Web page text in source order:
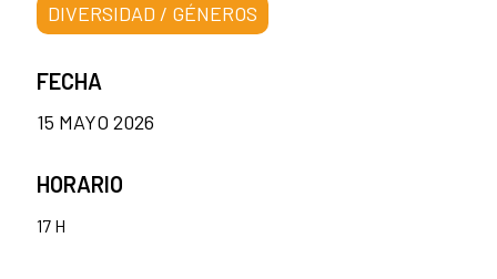
DIVERSIDAD / GÉNEROS
FECHA
15 MAYO 2026
HORARIO
17 H